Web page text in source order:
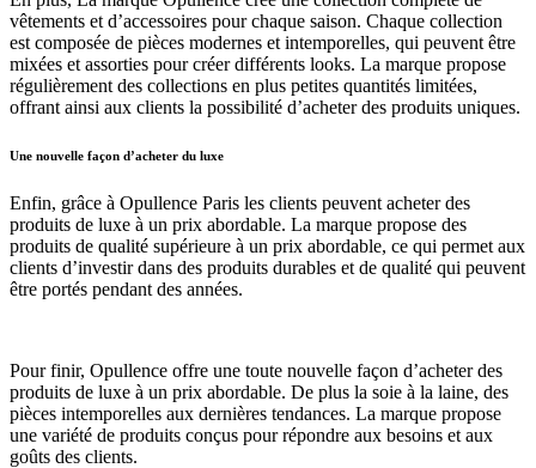
vêtements et d’accessoires pour chaque saison. Chaque collection
est composée de pièces modernes et intemporelles, qui peuvent être
mixées et assorties pour créer différents looks. La marque propose
régulièrement des collections en plus petites quantités limitées,
offrant ainsi aux clients la possibilité d’acheter des produits uniques.
Une nouvelle façon d’acheter du luxe
Enfin, grâce à Opullence Paris les clients peuvent acheter des
produits de luxe à un prix abordable. La marque propose des
produits de qualité supérieure à un prix abordable, ce qui permet aux
clients d’investir dans des produits durables et de qualité qui peuvent
être portés pendant des années.
Pour finir, Opullence offre une toute nouvelle façon d’acheter des
produits de luxe à un prix abordable. De plus la soie à la laine, des
pièces intemporelles aux dernières tendances. La marque propose
une variété de produits conçus pour répondre aux besoins et aux
goûts des clients.